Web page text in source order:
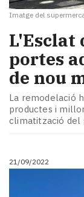
Imatge del
L'Esclat
portes
de nou
La remodelació
productes i
climatització del
21/09/2022